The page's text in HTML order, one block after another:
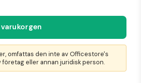
omfattas den inte av Officestore's
eller annan juridisk person.